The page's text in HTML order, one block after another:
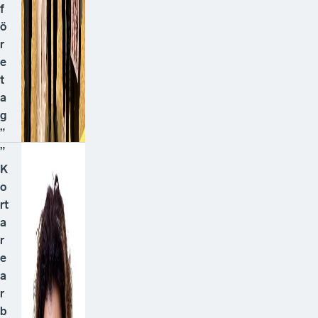
f
ö
r
e
t
a
g
”
”
K
o
rt
a
r
e
a
r
b